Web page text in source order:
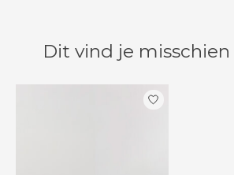
Dit vind je
Items van productcarrousel